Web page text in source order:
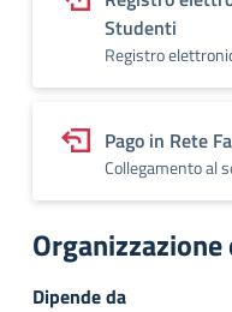
Studenti
Registro
Pago in Rete
Collegamento al
Dipende da